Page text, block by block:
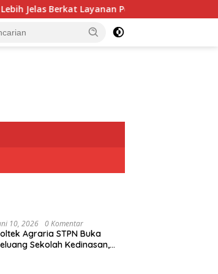
Berkat Layanan Pengukuran Terjadwal
10, 2026 0 Komentar
Agraria STPN Buka
Sekolah Kedinasan,